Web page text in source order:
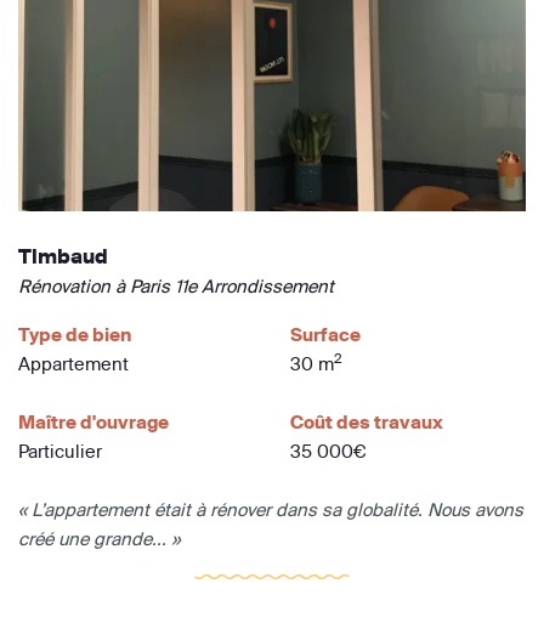
Timbaud
Rénovation à Paris 11e Arrondissement
Type de bien
Appartement
Surface
30 m2
Maître d'ouvrage
Particulier
Coût des travaux
35 000€
« L’appartement était à rénover dans sa globalité. Nous avons
créé une grande... »